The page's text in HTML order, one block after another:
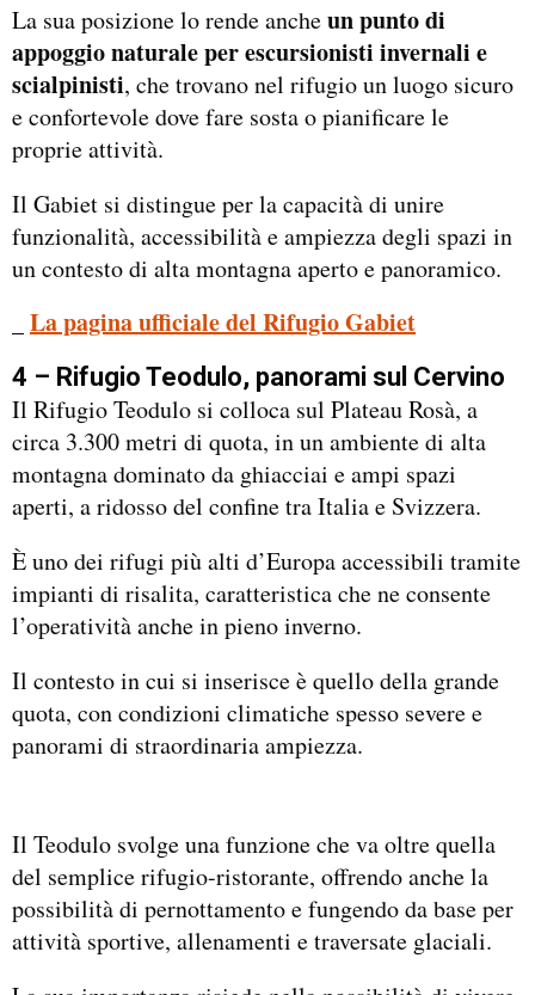
La sua posizione lo rende ancheun punto di
appoggio naturale per escursionisti invernali e
scialpinisti, che trovano nel rifugio un luogo sicuro
e confortevole dove fare sosta o pianificare le
proprie attività.
Il Gabiet si distingue per la capacità di unire
funzionalità, accessibilità e ampiezza degli spazi in
un contesto di alta montagna aperto e panoramico.
La pagina ufficiale del Rifugio Gabiet
4 – Rifugio Teodulo, panorami sul Cervino
Il Rifugio Teodulo si colloca sul Plateau Rosà, a
circa 3.300 metri di quota, in un ambiente di alta
montagna dominato da ghiacciai e ampi spazi
aperti, a ridosso del confine tra Italia e Svizzera.
È uno dei rifugi più alti d’Europa accessibili tramite
impianti di risalita, caratteristica che ne consente
l’operatività anche in pieno inverno.
Il contesto in cui si inserisce è quello della grande
quota, con condizioni climatiche spesso severe e
panorami di straordinaria ampiezza.
Il Teodulo svolge una funzione che va oltre quella
del semplice rifugio-ristorante, offrendo anche la
possibilità di pernottamento e fungendo da base per
attività sportive, allenamenti e traversate glaciali.